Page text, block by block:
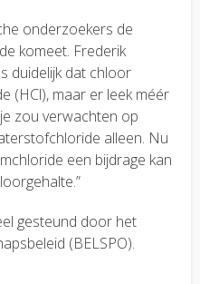
onderzoekers de
komeet. Frederik
duidelijk dat chloor
(HCl), maar er leek méér
zou verwachten op
alleen. Nu
een bijdrage kan
gesteund door het
(BELSPO).